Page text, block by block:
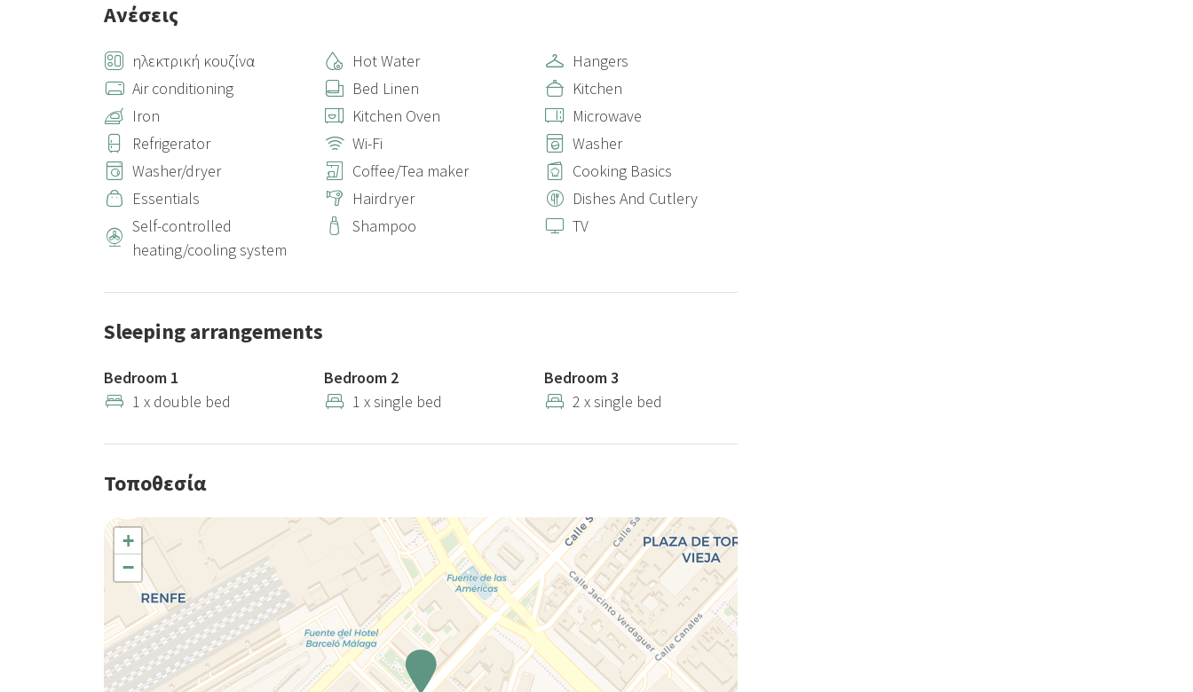
Ανέσεις
ηλεκτρική κουζίνα Hot Water
Hangers
Air conditioning
Bed Linen
Kitchen
Iron
Kitchen Oven
Microwave
Refrigerator
Wi-Fi
Washer
Washer/dryer
Coffee/Tea maker
Cooking Basics
Essentials
Hairdryer
Dishes And Cutlery
Self-controlled
heating/cooling system
Shampoo TV
Sleeping arrangements
Bedroom 1
1 x double bed
Bedroom 2
1 x single bed
Bedroom 3
2 x single bed
Τοποθεσία
+
−